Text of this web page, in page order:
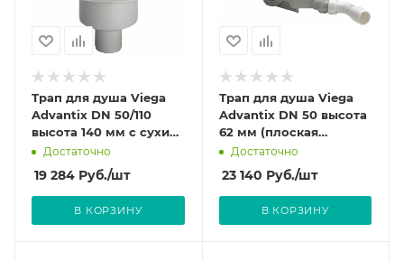
Трап для душа Viega
Advantix DN 50/110
высота 140 мм с сухим
затвором. Насадка для
решетки из
нержавеющей стали.
Достаточно
19 284 Руб./шт
В КОРЗИНУ
Трап для душа Viega
Advantix DN 50 высота
62 мм (плоская
модель, металлическая
гидрозатвором,
арт.687700 (4980.61)
Достаточно
23 140 Руб./шт
В КОРЗИНУ